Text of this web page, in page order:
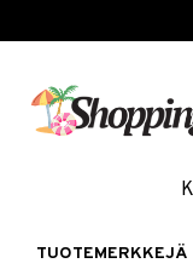
TUOTEMERKKEJÄ